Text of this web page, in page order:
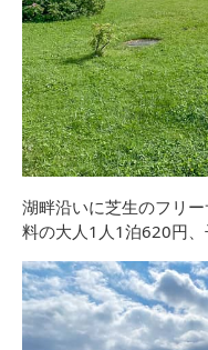
湖畔沿いに芝生のフリ
料の大人1人1泊620円、